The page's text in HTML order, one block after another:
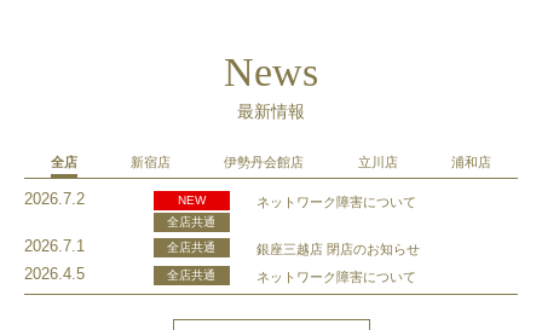
News
最新情報
全店 新宿店 伊勢丹会館店 立川店 浦和店
2026.7.2
NEW
全店共通
ネットワーク障害について
2026.7.1 全店共通 銀座三越店 閉店のお知らせ
2026.4.5 全店共通 ネットワーク障害について